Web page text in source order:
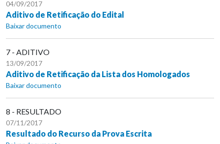
04/09/2017
Aditivo de Retificação do Edital
Baixar documento
7 - ADITIVO
13/09/2017
Aditivo de Retificação da Lista dos Homologados
Baixar documento
8 - RESULTADO
07/11/2017
Resultado do Recurso da Prova Escrita